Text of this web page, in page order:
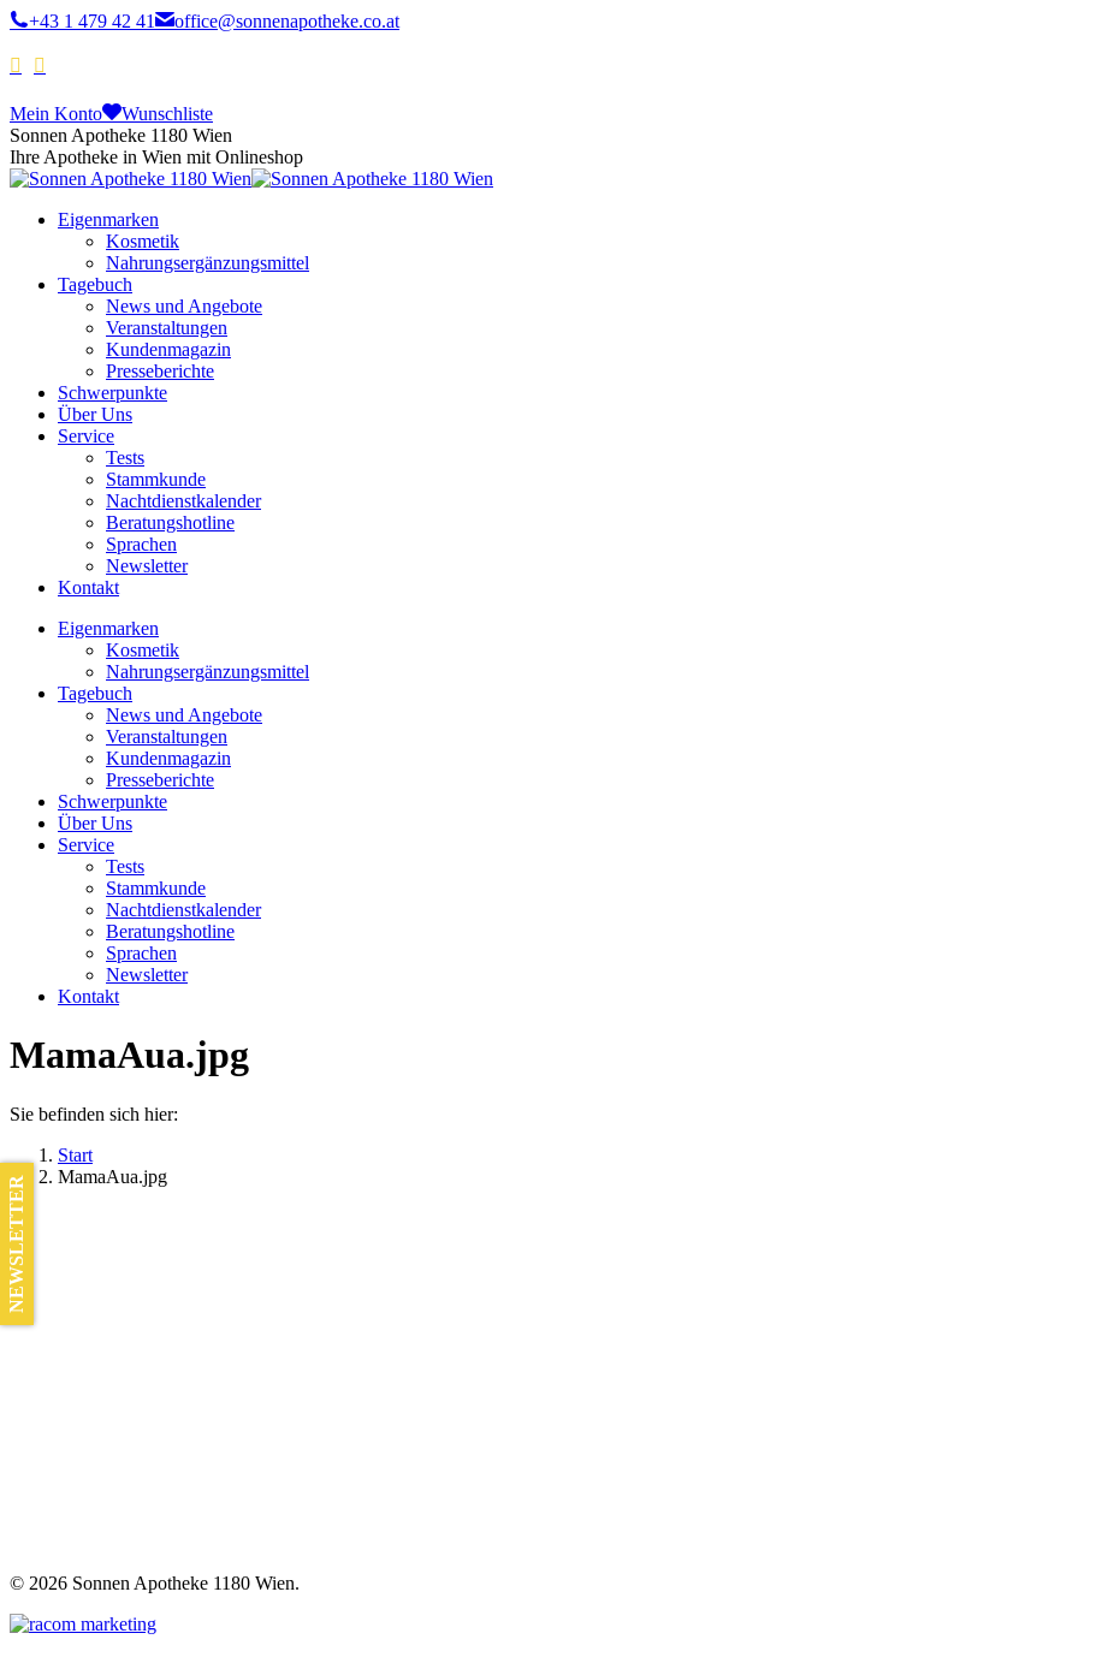
+43 1 479 42 41 office@sonnenapotheke.co.at
Mein Konto
Wunschliste
Sonnen Apotheke 1180 Wien
Ihre Apotheke in Wien mit Onlineshop
Eigenmarken
Kosmetik
Nahrungsergänzungsmittel
Tagebuch
News und Angebote
Veranstaltungen
Kundenmagazin
Presseberichte
Schwerpunkte
Über Uns
Service
Tests
Stammkunde
Nachtdienstkalender
Beratungshotline
Sprachen
Newsletter
Kontakt
Eigenmarken
Kosmetik
Nahrungsergänzungsmittel
Tagebuch
News und Angebote
Veranstaltungen
Kundenmagazin
Presseberichte
Schwerpunkte
Über Uns
Service
Tests
Stammkunde
Nachtdienstkalender
Beratungshotline
Sprachen
Newsletter
Kontakt
MamaAua.jpg
Sie befinden sich hier:
Start
MamaAua.jpg
© 2026 Sonnen Apotheke 1180 Wien.
NEWSLETTER